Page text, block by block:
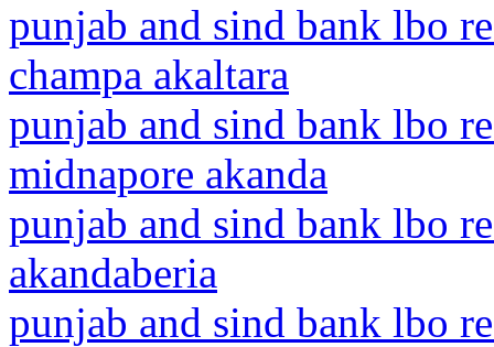
punjab and sind bank lbo
champa akaltara
punjab and sind bank lbo
midnapore akanda
punjab and sind bank lbo
akandaberia
punjab and sind bank lbo